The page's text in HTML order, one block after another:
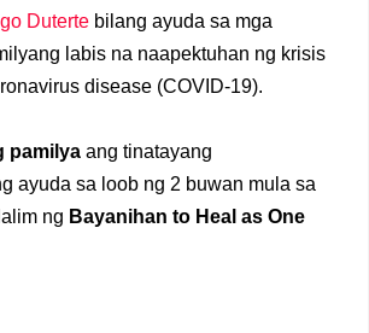
Duterte bilang ayuda sa mga
labis na naapektuhan ng krisis
disease (COVID-19).
pamilya ang tinatayang
ayuda sa loob ng 2 buwan mula sa
ng Bayanihan to Heal as One